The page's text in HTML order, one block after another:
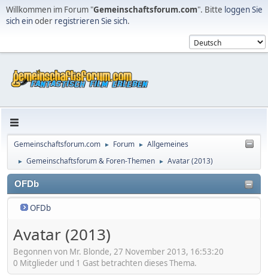
Willkommen im Forum "Gemeinschaftsforum.com". Bitte loggen Sie
sich einoder registrieren Sie sich.
Gemeinschaftsforum.com ► Forum ► Allgemeines
► Gemeinschaftsforum & Foren-Themen ► Avatar (2013)
OFDb
OFDb
Avatar (2013)
Begonnen von Mr. Blonde, 27 November 2013, 16:53:20
0 Mitglieder und 1 Gast betrachten dieses Thema.